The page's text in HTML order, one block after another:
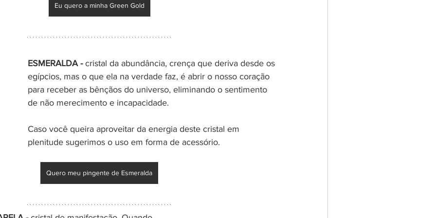
Eu quero a minha Green Gold
ESMERALDA - cristal da abundância, crença que deriva desde os
egípcios, mas o que ela na verdade faz, é abrir o nosso coração
para receber as bênçãos do universo, eliminando o sentimento
de não merecimento e incapacidade.
Caso você queira aproveitar da energia deste cristal em
plenitude sugerimos o uso em forma de acessório.
Quero meu pingente de Esmeralda